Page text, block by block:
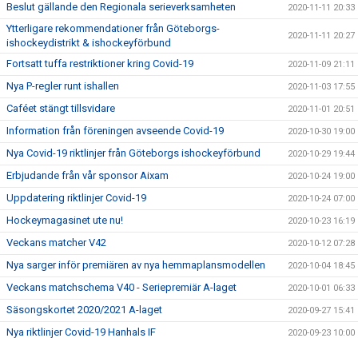
Beslut gällande den Regionala serieverksamheten 2020-11-11 20:33
Ytterligare rekommendationer från Göteborgs-
ishockeydistrikt & ishockeyförbund
2020-11-11 20:27
Fortsatt tuffa restriktioner kring Covid-19 2020-11-09 21:11
Nya P-regler runt ishallen 2020-11-03 17:55
Caféet stängt tillsvidare 2020-11-01 20:51
Information från föreningen avseende Covid-19 2020-10-30 19:00
Nya Covid-19 riktlinjer från Göteborgs ishockeyförbund 2020-10-29 19:44
Erbjudande från vår sponsor Aixam 2020-10-24 19:00
Uppdatering riktlinjer Covid-19 2020-10-24 07:00
Hockeymagasinet ute nu! 2020-10-23 16:19
Veckans matcher V42 2020-10-12 07:28
Nya sarger inför premiären av nya hemmaplansmodellen 2020-10-04 18:45
Veckans matchschema V40 - Seriepremiär A-laget 2020-10-01 06:33
Säsongskortet 2020/2021 A-laget 2020-09-27 15:41
Nya riktlinjer Covid-19 Hanhals IF 2020-09-23 10:00